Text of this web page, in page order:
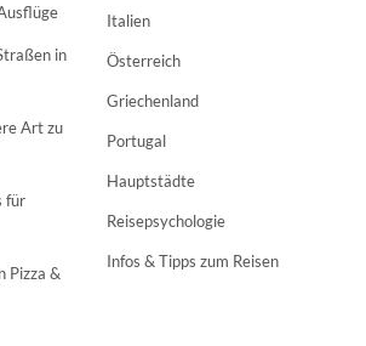
in
Art zu
für
Pizza &
Italien
Österreich
Griechenland
Portugal
Hauptstädte
Reisepsychologie
Infos & Tipps zum Reisen